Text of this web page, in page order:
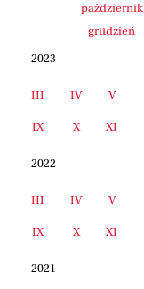
październik
grudzień
2023
III IV V
IX X XI
2022
III IV V
IX X XI
2021